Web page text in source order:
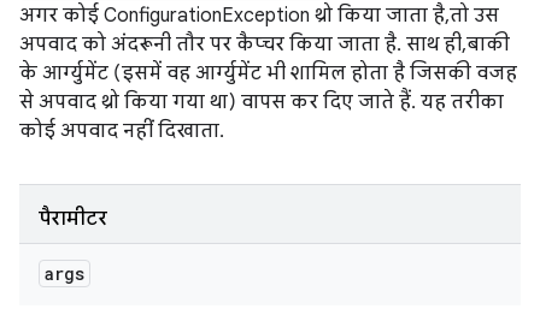
अगर कोई ConfigurationException थ्रो किया जाता है, तो उस
अपवाद को अंदरूनी तौर पर कैप्चर किया जाता है. साथ ही, बाकी
के आर्ग्युमेंट (इसमें वह आर्ग्युमेंट भी शामिल होता है जिसकी वजह
से अपवाद थ्रो किया गया था) वापस कर दिए जाते हैं. यह तरीका
कोई अपवाद नहीं दिखाता.
पैरामीटर
args